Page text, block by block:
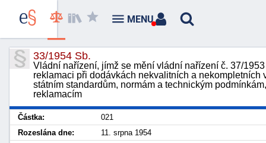
33/1954 Sb.
Vládní nařízení, jímž se mění vládní nařízení č. 37/
reklamaci při dodávkách nekvalitních a nekompletních
státním standardům, normám a technickým
reklamacím
Částka:
021
Rozeslána dne:
11. srpna 1954
MENU